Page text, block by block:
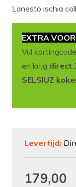
Lanesto ischia
EXTRA
Vul
en krijg direct
SELSIUZ
Levertijd:
179,00